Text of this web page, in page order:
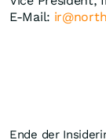
E-Mail:
Ende der